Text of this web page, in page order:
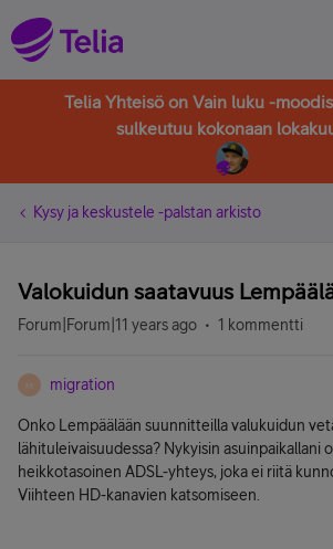
Telia Yhteisö on Vain luku -
sulkeutuu kokonaan
Kysy ja keskustele -palstan arkisto
Valokuidun saatavuus
Forum|Forum|11 years ago 1 kommentti
M migration
Onko Lempäälään suunnitteilla valukuidun
lähituleivaisuudessa? Nykyisin asuinpaikallani
heikkotasoinen ADSL-yhteys, joka ei riitä
Viihteen HD-kanavien katsomiseen.